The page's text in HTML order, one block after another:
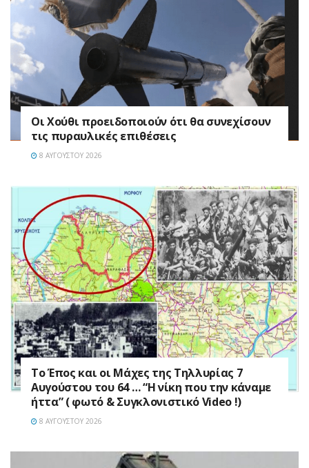
Οι Χούθι προειδοποιούν ότι θα συνεχίσουν
τις πυραυλικές επιθέσεις
8 ΑΥΓΟΎΣΤΟΥ 2026
Το Έπος και οι Μάχες της Τηλλυρίας 7
Αυγούστου του 64 … “Η νίκη που την κάναμε
ήττα” ( φωτό & Συγκλονιστικό Video !)
8 ΑΥΓΟΎΣΤΟΥ 2026